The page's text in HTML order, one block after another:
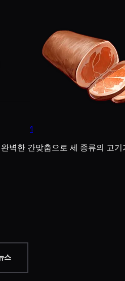
1
벽한 간맞춤으로 세 종류의 고
스